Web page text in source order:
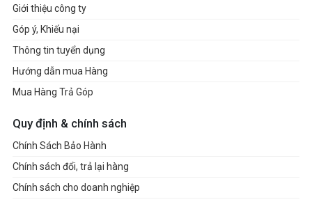
Giới thiệu công ty
Góp ý, Khiếu nại
Thông tin tuyển dụng
Hướng dẫn mua Hàng
Mua Hàng Trả Góp
Quy định & chính sách
Chính Sách Bảo Hành
Chính sách đổi, trả lại hàng
Chính sách cho doanh nghiệp